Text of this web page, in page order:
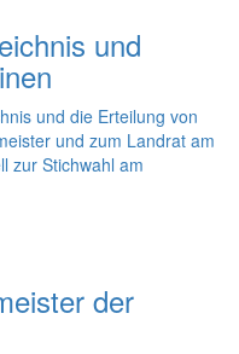
und
und die Erteilung von
und zum Landrat am
zur Stichwahl am
der